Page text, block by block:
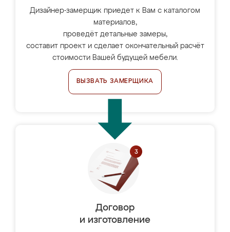
Дизайнер-замерщик приедет к Вам с каталогом
материалов,
проведёт детальные замеры,
составит проект и сделает окончательный расчёт
стоимости Вашей будущей мебели.
ВЫЗВАТЬ ЗАМЕРЩИКА
Договор
и изготовление